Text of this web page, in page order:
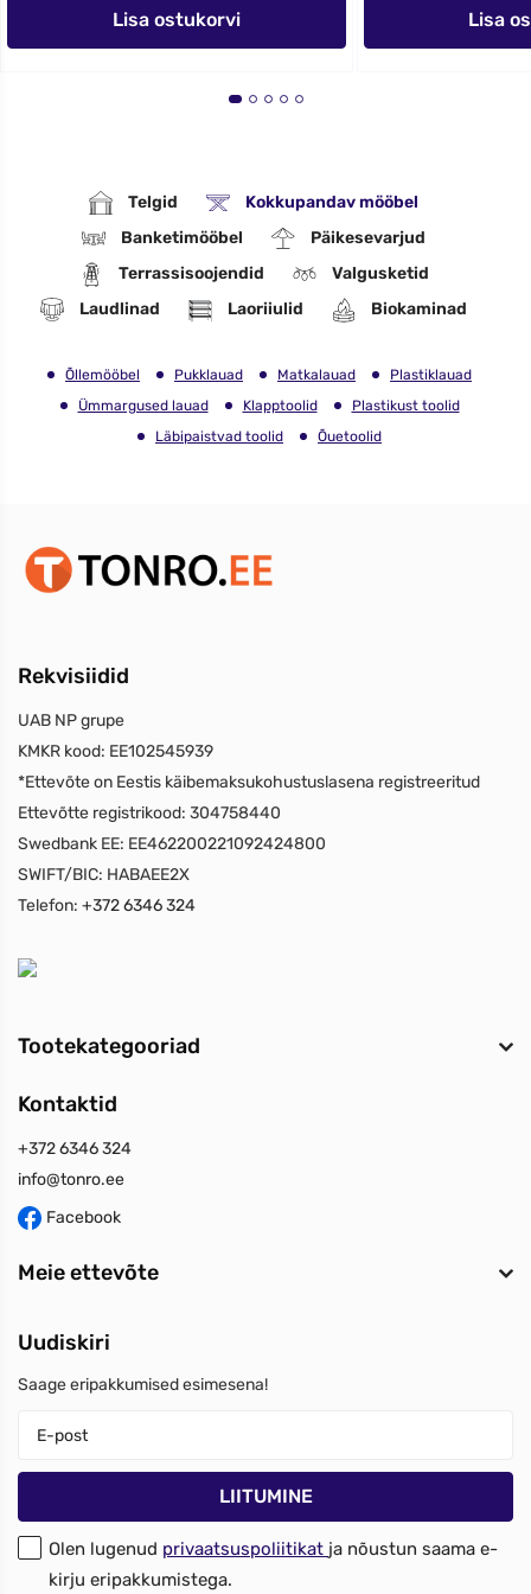
Lisa ostukorvi Lisa
Telgid
Kokkupandav mööbel
Banketimööbel
Päikesevarjud
Terrassisoojendid
Valgusketid
Laudlinad
Laoriiulid Biokaminad
Õllemööbel Pukklauad Matkalauad
Plastiklauad
Ümmargused lauad
Klapptoolid
Plastikust toolid
Läbipaistvad toolid
Õuetoolid
Rekvisiidid
UAB NP grupe
KMKR kood: EE102545939
*Ettevõte on Eestis käibemaksukohustuslasena registreeritud
Ettevõtte registrikood: 304758440
Swedbank EE: EE462200221092424800
SWIFT/BIC: HABAEE2X
Telefon: +372 6346 324
Tootekategooriad
Kontaktid
+372 6346 324
info@tonro.ee
Facebook
Meie ettevõte
Uudiskiri
Saage eripakkumised esimesena!
Olen lugenud privaatsuspoliitikat ja nõustun saama e-
kirju eripakkumistega.